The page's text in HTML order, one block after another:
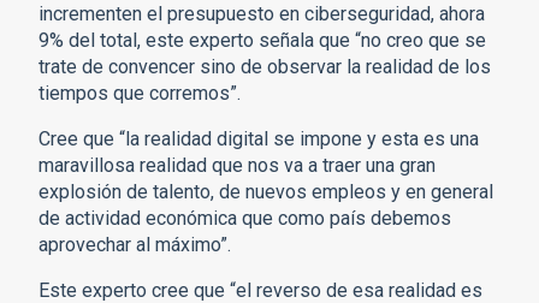
incrementen el presupuesto en ciberseguridad, ahora
9% del total, este experto señala que “no creo que se
trate de convencer sino de observar la realidad de los
tiempos que corremos”.
Cree que “la realidad digital se impone y esta es una
maravillosa realidad que nos va a traer una gran
explosión de talento, de nuevos empleos y en general
de actividad económica que como país debemos
aprovechar al máximo”.
Este experto cree que “el reverso de esa realidad es